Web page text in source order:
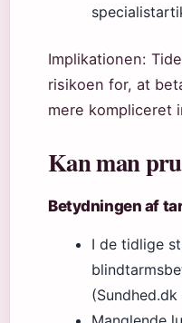
Implikationen:
risikoen for, at
mere
Kan man
Betydningen af
I de tidlige